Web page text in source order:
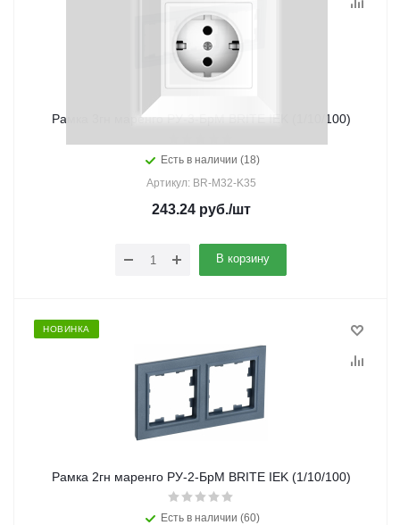
Рамка 3гн маренго РУ-3-БрМ BRITE IEK (1/10/100)
Есть в наличии (18)
Артикул: BR-M32-K35
243.24руб./шт
В корзину
НОВИНКА
Рамка 2гн маренго РУ-2-БрМ BRITE IEK (1/10/100)
Есть в наличии (60)